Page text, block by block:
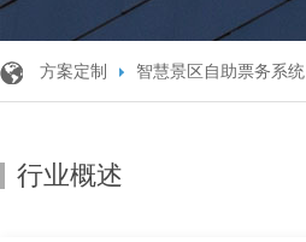
方案定制 智慧景区自助票务系统
行业概述